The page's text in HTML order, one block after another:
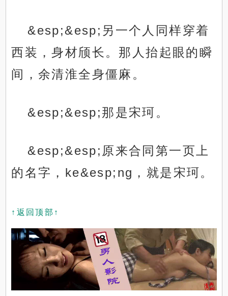
&esp;&esp;另一个人同样穿着
西装，身材颀长。那人抬起眼的瞬
间，余清淮全身僵麻。
&esp;&esp;那是宋珂。
&esp;&esp;原来合同第一页上
的名字，ke&esp;ng，就是宋珂。
↑返回顶部↑